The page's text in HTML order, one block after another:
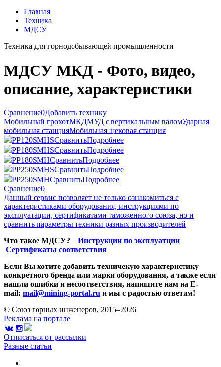
Главная
Техника
МДСУ
Техника для горнодобывающей промышленности
МДСУ МКД - Фото, видео,
описание, характеристики
Сравнение0Добавить технику
Мобильный грохотМКДМУД с вертикальным валомУдарная
мобильная станцияМобильная щековая станция
PP120SMHSСравнитьПодробнее
PP180SMHSСравнитьПодробнее
PP180SMHСравнитьПодробнее
PP250SMHSСравнитьПодробнее
PP250SMHСравнитьПодробнее
Сравнение0
Данный сервис позволяет не только ознакомиться с
характеристиками оборудования, инструкциями по
эксплуатации, сертификатами таможенного союза, но и
сравнить параметры техники разных производителей
Что такое МДСУ? Инструкции по эксплуатции
Сертификаты соответствия
Если Вы хотите добавить техничекую характеристику
конкретного бренда или марки оборудования, а также если
нашли ошибки и несоответствия, напишите нам на E-
mail: mail@mining-portal.ru и мы с радостью ответим!
© Союз горных инженеров, 2015–2026
Реклама на портале
Отписаться от рассылки
Разные статьи